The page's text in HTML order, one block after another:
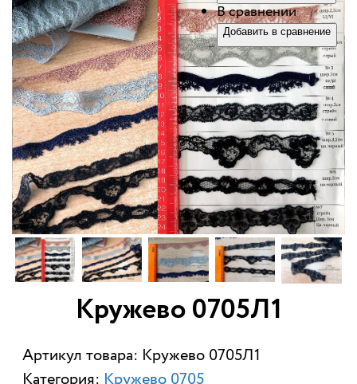
Кружево 0705Л1
Артикул товара: Кружево 0705Л1
В сравнении
Добавить в сравнение